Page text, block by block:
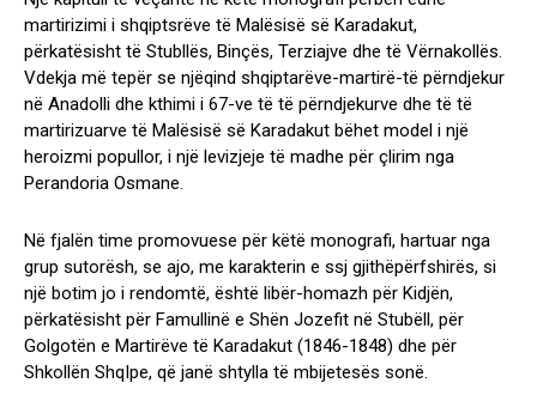
martirizimi i shqiptsrëve të Malësisë së Karadakut,
përkatësisht të Stubllës, Binçës, Terziajve dhe të Vërnakollës.
Vdekja më tepër se njëqind shqiptarëve-martirë-të përndjekur
në Anadolli dhe kthimi i 67-ve të të përndjekurve dhe të të
martirizuarve të Malësisë së Karadakut bëhet model i një
heroizmi popullor, i një levizjeje të madhe për çlirim nga
Perandoria Osmane.
Në fjalën time promovuese për këtë monografi, hartuar nga
grup sutorësh, se ajo, me karakterin e ssj gjithëpërfshirës, si
një botim jo i rendomtë, është libër-homazh për Kidjën,
përkatësisht për Famullinë e Shën Jozefit në Stubëll, për
Golgotën e Martirëve të Karadakut (1846-1848) dhe për
Shkollën ShqIpe, që janë shtylla të mbijetesës sonë.